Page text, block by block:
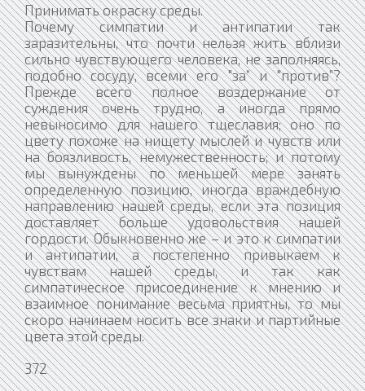
Принимать окраску среды.
Почему симпатии и антипатии так
заразительны, что почти нельзя жить вблизи
сильно чувствующего человека, не заполняясь,
подобно сосуду, всеми его "за” и "против”?
Прежде всего полное воздержание от
суждения очень трудно, а иногда прямо
невыносимо для нашего тщеславия; оно по
цвету похоже на нищету мыслей и чувств или
на боязливость, немужественность; и потому
мы вынуждены по меньшей мере занять
определенную позицию, иногда враждебную
направлению нашей среды, если эта позиция
доставляет больше удовольствия нашей
гордости. Обыкновенно же – и это к симпатии
и антипатии, а постепенно привыкаем к
чувствам нашей среды, и так как
симпатическое присоединение к мнению и
взаимное понимание весьма приятны, то мы
скоро начинаем носить все знаки и партийные
цвета этой среды.
372